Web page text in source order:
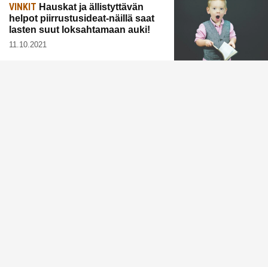
VINKIT Hauskat ja ällistyttävän
helpot piirrustusideat-näillä saat
lasten suut loksahtamaan auki!
11.10.2021